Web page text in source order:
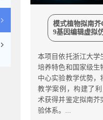
模式植物拟南芥
9基因编辑虚拟
本项目依托浙江大学
培养特色和国家级生
中心实验教学优勢，
教学案例，构建了利
术获得并鉴定拟南芥
验体系。...